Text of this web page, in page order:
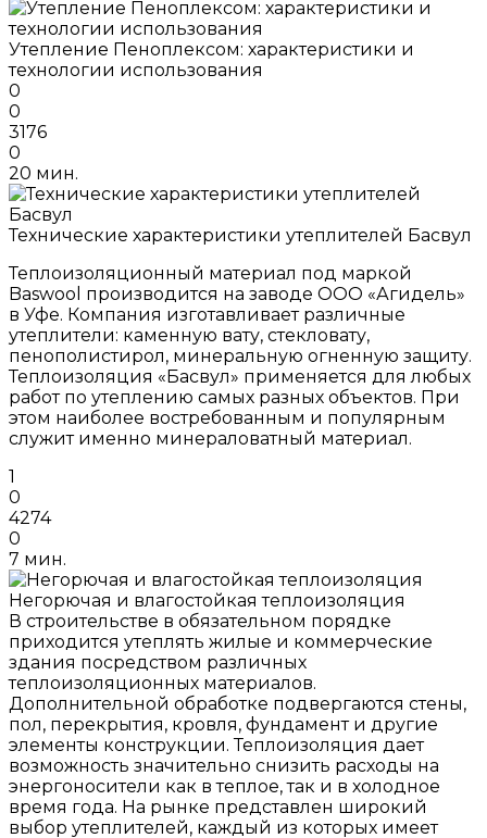
Утепление Пеноплексом: характеристики и
технологии использования
0
0
3176
0
20 мин.
Технические характеристики утеплителей Басвул
Теплоизоляционный материал под маркой
Baswool производится на заводе ООО «Агидель»
в Уфе. Компания изготавливает различные
утеплители: каменную вату, стекловату,
пенополистирол, минеральную огненную защиту.
Теплоизоляция «Басвул» применяется для любых
работ по утеплению самых разных объектов. При
этом наиболее востребованным и популярным
служит именно минераловатный материал.
1
0
4274
0
7 мин.
Негорючая и влагостойкая теплоизоляция
В строительстве в обязательном порядке
приходится утеплять жилые и коммерческие
здания посредством различных
теплоизоляционных материалов.
Дополнительной обработке подвергаются стены,
пол, перекрытия, кровля, фундамент и другие
элементы конструкции. Теплоизоляция дает
возможность значительно снизить расходы на
энергоносители как в теплое, так и в холодное
время года. На рынке представлен широкий
выбор утеплителей, каждый из которых имеет